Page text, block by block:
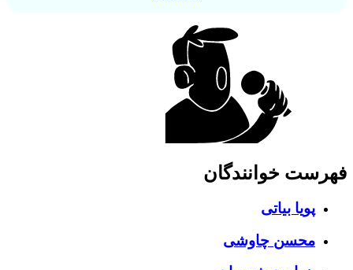
فهرست خوانندگان
پویا بیاتی
محسن چاوشی